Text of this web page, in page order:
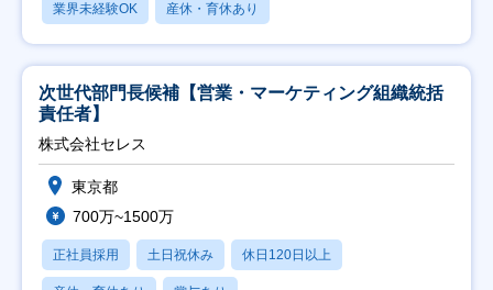
業界未経験OK 産休・育休あり
次世代部門長候補【営業・マーケティング組織統括
責任者】
株式会社セレス
東京都
700万~1500万
正社員採用 土日祝休み 休日120日以上